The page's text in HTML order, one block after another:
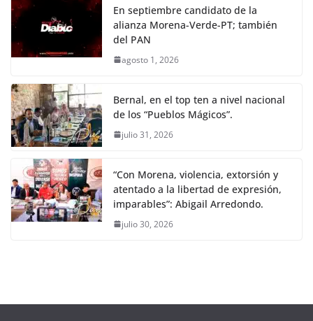
En septiembre candidato de la
alianza Morena-Verde-PT; también
del PAN
agosto 1, 2026
Bernal, en el top ten a nivel nacional
de los “Pueblos Mágicos”.
julio 31, 2026
“Con Morena, violencia, extorsión y
atentado a la libertad de expresión,
imparables”: Abigail Arredondo.
julio 30, 2026